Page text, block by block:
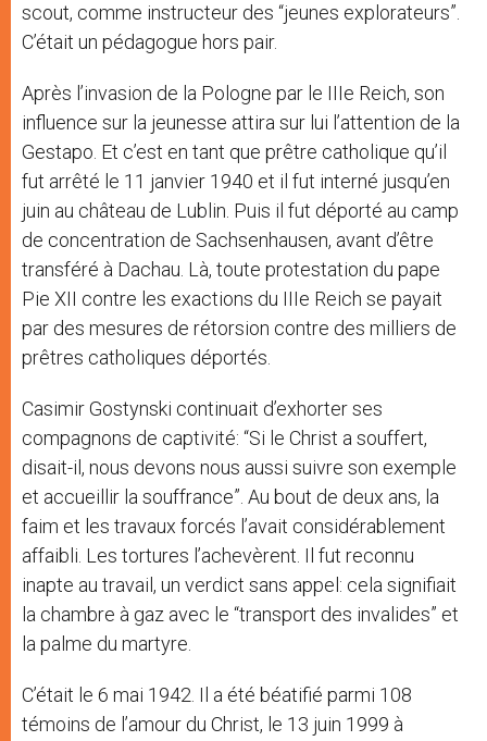
scout, comme instructeur des “jeunes explorateurs”.
C’était un pédagogue hors pair.
Après l’invasion de la Pologne par le IIIe Reich, son
influence sur la jeunesse attira sur lui l’attention de la
Gestapo. Et c’est en tant que prêtre catholique qu’il
fut arrêté le 11 janvier 1940 et il fut interné jusqu’en
juin au château de Lublin. Puis il fut déporté au camp
de concentration de Sachsenhausen, avant d’être
transféré à Dachau. Là, toute protestation du pape
Pie XII contre les exactions du IIIe Reich se payait
par des mesures de rétorsion contre des milliers de
prêtres catholiques déportés.
Casimir Gostynski continuait d’exhorter ses
compagnons de captivité: “Si le Christ a souffert,
disait-il, nous devons nous aussi suivre son exemple
et accueillir la souffrance”. Au bout de deux ans, la
faim et les travaux forcés l’avait considérablement
affaibli. Les tortures l’achevèrent. Il fut reconnu
inapte au travail, un verdict sans appel: cela signifiait
la chambre à gaz avec le “transport des invalides” et
la palme du martyre.
C’était le 6 mai 1942. Il a été béatifié parmi 108
témoins de l’amour du Christ, le 13 juin 1999 à